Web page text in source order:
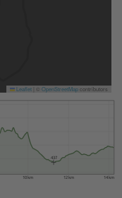
Leaflet OpenStreetMapcontributors
10 km 12 km 14 km
437